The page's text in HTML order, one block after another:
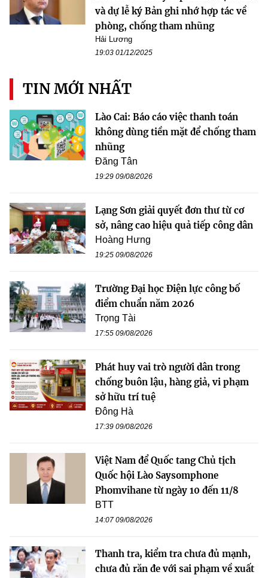
và dự lễ ký Bản ghi nhớ hợp tác về
phòng, chống tham nhũng
Hải Lương
19:03 01/12/2025
TIN MỚI NHẤT
Lào Cai: Báo cáo việc thanh toán
không dùng tiền mặt để chống tham
nhũng
Đăng Tân
19:29 09/08/2026
Lạng Sơn giải quyết đơn thư từ cơ
sở, nâng cao hiệu quả tiếp công dân
Hoàng Hưng
19:25 09/08/2026
Trường Đại học Điện lực công bố
điểm chuẩn năm 2026
Trọng Tài
17:55 09/08/2026
Phát huy vai trò người dân trong
chống buôn lậu, hàng giả, vi phạm
sở hữu trí tuệ
Đông Hà
17:39 09/08/2026
Việt Nam để Quốc tang Chủ tịch
Quốc hội Lào Saysomphone
Phomvihane từ ngày 10 đến 11/8
BTT
14:07 09/08/2026
Thanh tra, kiểm tra chưa đủ mạnh,
chưa đủ răn đe với sai phạm về xuất